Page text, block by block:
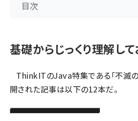
目次
基礎からじっくり理解し
ThinkITのJava特集である「不滅の
開された記事は以下の12本だ。